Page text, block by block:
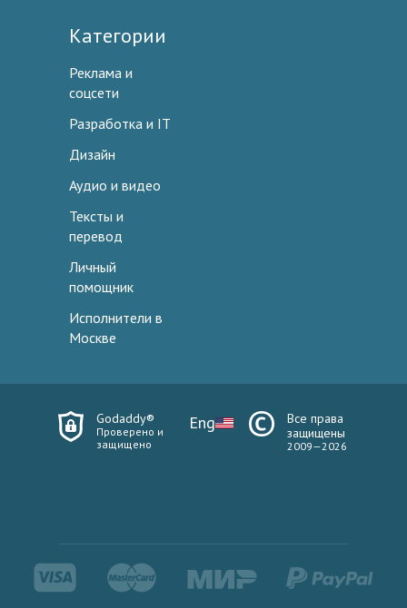
Категории
Реклама и
соцсети
Разработка и IT
Дизайн
Аудио и видео
Тексты и
перевод
Личный
помощник
Исполнители в
Москве
Godaddy®
Проверено и
защищено
Eng
Все права
защищены
2009—2026